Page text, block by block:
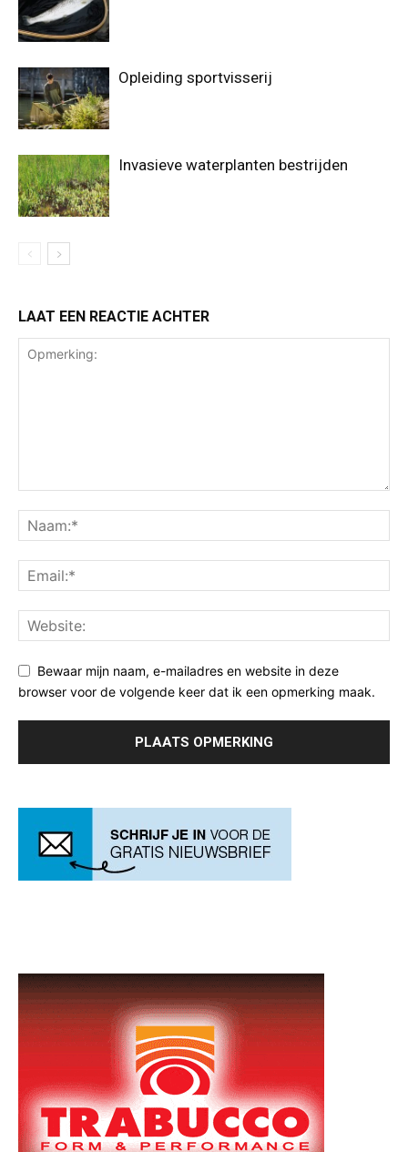
Opleiding sportvisserij
Invasieve waterplanten bestrijden
LAAT EEN REACTIE ACHTER
Bewaar mijn naam, e-mailadres en website in deze
browser voor de volgende keer dat ik een opmerking maak.